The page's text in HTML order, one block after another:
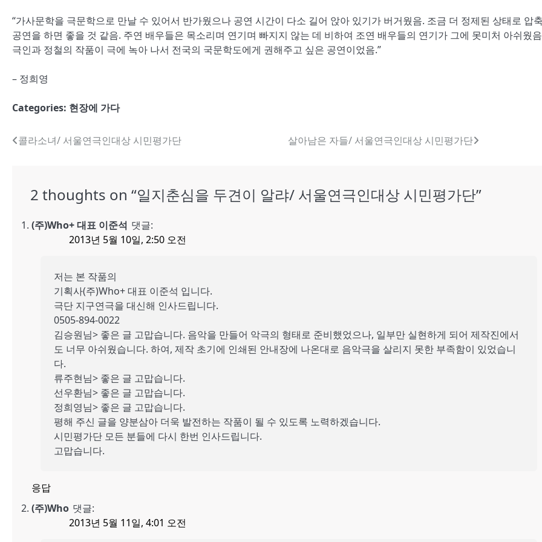
“가사문학을 극문학으로 만날 수 있어서 반가웠으나 공연 시간이 다소 길어 앉아 있기가 버거웠음. 조금 더 정제된 상태로 압
공연을 하면 좋을 것 같음. 주연 배우들은 목소리며 연기며 빠지지 않는 데 비하여 조연 배우들의 연기가 그에 못미처 아쉬웠
극인과 정철의 작품이 극에 녹아 나서 전국의 국문학도에게 권해주고 싶은 공연이었음.”
– 정희영
Categories: 현장에 가다
글
이
콜라소녀/ 서울연극인대상 시민평가단 살아남은 자들/ 서울연극인대상 시민평가단
2 thoughts on “일지춘심을 두견이 알랴/ 서울연극인대상 시민평가단”
(주)Who+ 대표 이준석 댓글:
2013년 5월 10일, 2:50 오전
저는 본 작품의
기획사(주)Who+ 대표 이준석 입니다.
극단 지구연극을 대신해 인사드립니다.
0505-894-0022
김승원님> 좋은 글 고맙습니다. 음악을 만들어 악극의 형태로 준비했었으나, 일부만 실현하게 되어 제작진에서
도 너무 아쉬웠습니다. 하여, 제작 초기에 인쇄된 안내장에 나온대로 음악극을 살리지 못한 부족함이 있었습니
다.
류주현님> 좋은 글 고맙습니다.
선우환님> 좋은 글 고맙습니다.
정희영님> 좋은 글 고맙습니다.
평해 주신 글을 양분삼아 더욱 발전하는 작품이 될 수 있도록 노력하겠습니다.
시민평가단 모든 분들에 다시 한번 인사드립니다.
고맙습니다.
응답
(주)Who 댓글:
2013년 5월 11일, 4:01 오전